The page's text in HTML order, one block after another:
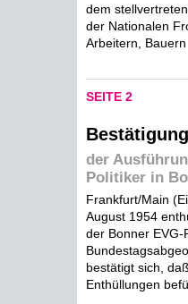
dem
der Nationalen
Arbeitern, Bauern
SEITE 2
der
Politiker in
Frankfurt/Main
August 1954
der Bonner EVG-
bestätigt sich,
Enthüllungen